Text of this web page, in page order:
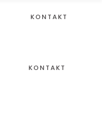
KONTAKT
KONTAKT